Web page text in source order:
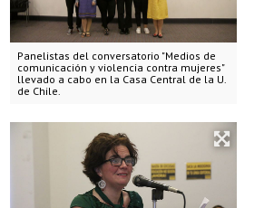
Panelistas del conversatorio "Medios de
comunicación y violencia contra mujeres"
llevado a cabo en la Casa Central de la U.
de Chile.